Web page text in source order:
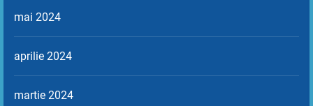
mai 2024
aprilie 2024
martie 2024